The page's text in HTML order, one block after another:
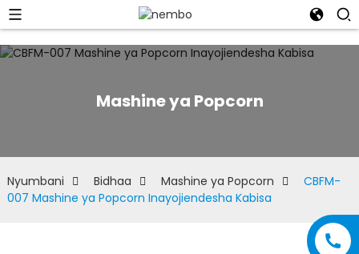
Mashine ya Popcorn
Nyumbani Bidhaa Mashine ya Popcorn
CBFM-
007 Mashine ya Popcorn Inayojiendesha Kabisa